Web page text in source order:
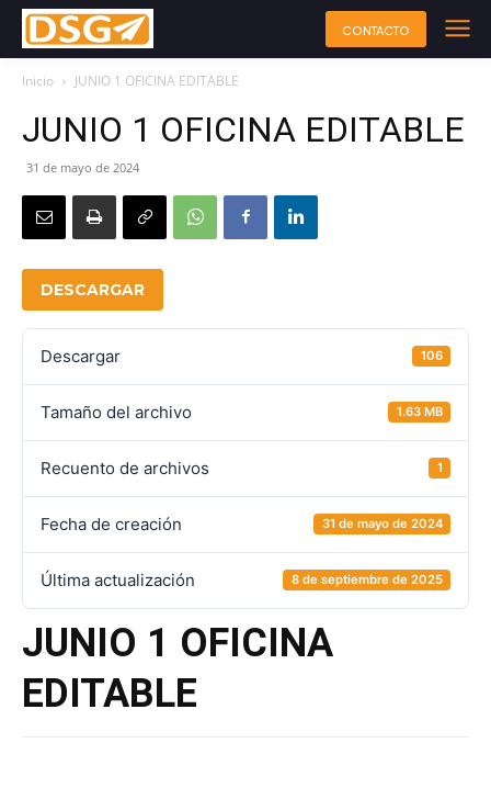
CONTACTO
Inicio JUNIO 1 OFICINA EDITABLE
JUNIO 1 OFICINA EDITABLE
31 de mayo de 2024
DESCARGAR
Descargar 106
Tamaño del archivo 1.63 MB
Recuento de archivos 1
Fecha de creación 31 de mayo de 2024
Última actualización 8 de septiembre de 2025
JUNIO 1 OFICINA
EDITABLE